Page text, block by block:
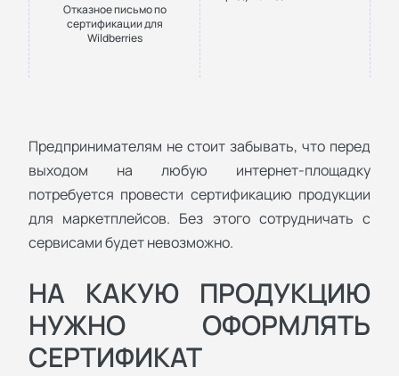
Отказное письмо по
сертификации для
Wildberries
Предпринимателям не стоит забывать, что перед
выходом на любую интернет-площадку
потребуется провести сертификацию продукции
для маркетплейсов. Без этого сотрудничать с
сервисами будет невозможно.
НА КАКУЮ ПРОДУКЦИЮ
НУЖНО ОФОРМЛЯТЬ
СЕРТИФИКАТ